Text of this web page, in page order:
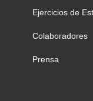
Ejercicios de
Colaboradores
Prensa